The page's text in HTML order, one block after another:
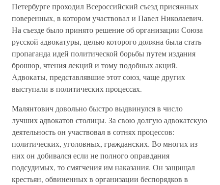
Петербурге проходил Всероссийский съезд присяжных
поверенных, в котором участвовал и Павел Николаевич.
На съезде было принято решение об организации Союза
русской адвокатуры, целью которого должна была стать
пропаганда идей политической борьбы путем издания
брошюр, чтения лекций и тому подобных акций.
Адвокаты, представлявшие этот союз, чаще других
выступали в политических процессах.
Малянтович довольно быстро выдвинулся в число
лучших адвокатов столицы. За свою долгую адвокатскую
деятельность он участвовал в сотнях процессов:
политических, уголовных, гражданских. Во многих из
них он добивался если не полного оправдания
подсудимых, то смягчения им наказания. Он защищал
крестьян, обвиненных в организации беспорядков в